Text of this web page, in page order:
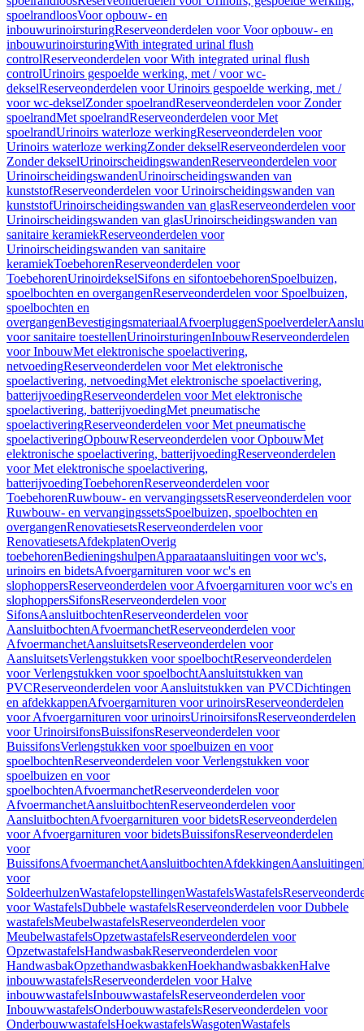
spoelrandloosVoor opbouw- en
inbouwurinoirsturingReserveonderdelen voor Voor opbouw- en
inbouwurinoirsturingWith integrated urinal flush
controlReserveonderdelen voor With integrated urinal flush
controlUrinoirs gespoelde werking, met / voor wc-
dekselReserveonderdelen voor Urinoirs gespoelde werking, met /
voor wc-dekselZonder spoelrandReserveonderdelen voor Zonder
spoelrandMet spoelrandReserveonderdelen voor Met
spoelrandUrinoirs waterloze werkingReserveonderdelen voor
Urinoirs waterloze werkingZonder dekselReserveonderdelen voor
Zonder dekselUrinoirscheidingswandenReserveonderdelen voor
UrinoirscheidingswandenUrinoirscheidingswanden van
kunststofReserveonderdelen voor Urinoirscheidingswanden van
kunststofUrinoirscheidingswanden van glasReserveonderdelen voor
Urinoirscheidingswanden van glasUrinoirscheidingswanden van
sanitaire keramiekReserveonderdelen voor
Urinoirscheidingswanden van sanitaire
keramiekToebehorenReserveonderdelen voor
ToebehorenUrinoirdekselSifons en sifontoebehorenSpoelbuizen,
spoelbochten en overgangenReserveonderdelen voor Spoelbuizen,
spoelbochten en
overgangenBevestigingsmateriaalAfvoerpluggenSpoelverdeler
voor sanitaire toestellenUrinoirsturingenInbouwReserveonderdelen
voor InbouwMet elektronische spoelactivering,
netvoedingReserveonderdelen voor Met elektronische
spoelactivering, netvoedingMet elektronische spoelactivering,
batterijvoedingReserveonderdelen voor Met elektronische
spoelactivering, batterijvoedingMet pneumatische
spoelactiveringReserveonderdelen voor Met pneumatische
spoelactiveringOpbouwReserveonderdelen voor OpbouwMet
elektronische spoelactivering, batterijvoedingReserveonderdelen
voor Met elektronische spoelactivering,
batterijvoedingToebehorenReserveonderdelen voor
ToebehorenRuwbouw- en vervangingssetsReserveonderdelen voor
Ruwbouw- en vervangingssetsSpoelbuizen, spoelbochten en
overgangenRenovatiesetsReserveonderdelen voor
RenovatiesetsAfdekplatenOverig
toebehorenBedieningshulpenApparaataansluitingen voor wc's,
urinoirs en bidetsAfvoergarnituren voor wc's en
slophoppersReserveonderdelen voor Afvoergarnituren voor wc's en
slophoppersSifonsReserveonderdelen voor
SifonsAansluitbochtenReserveonderdelen voor
AansluitbochtenAfvoermanchetReserveonderdelen voor
AfvoermanchetAansluitsetsReserveonderdelen voor
AansluitsetsVerlengstukken voor spoelbochtReserveonderdelen
voor Verlengstukken voor spoelbochtAansluitstukken van
PVCReserveonderdelen voor Aansluitstukken van PVCDichtingen
en afdekkappenAfvoergarnituren voor urinoirsReserveonderdelen
voor Afvoergarnituren voor urinoirsUrinoirsifonsReserveonderdelen
voor UrinoirsifonsBuissifonsReserveonderdelen voor
BuissifonsVerlengstukken voor spoelbuizen en voor
spoelbochtenReserveonderdelen voor Verlengstukken voor
spoelbuizen en voor
spoelbochtenAfvoermanchetReserveonderdelen voor
AfvoermanchetAansluitbochtenReserveonderdelen voor
AansluitbochtenAfvoergarnituren voor bidetsReserveonderdelen
voor Afvoergarnituren voor bidetsBuissifonsReserveonderdelen
voor
BuissifonsAfvoermanchetAansluitbochtenAfdekkingenAansluitingen
voor
SoldeerhulzenWastafelopstellingenWastafelsWastafels
voor WastafelsDubbele wastafelsReserveonderdelen voor Dubbele
wastafelsMeubelwastafelsReserveonderdelen voor
MeubelwastafelsOpzetwastafelsReserveonderdelen voor
OpzetwastafelsHandwasbakReserveonderdelen voor
HandwasbakOpzethandwasbakkenHoekhandwasbakkenHalve
inbouwwastafelsReserveonderdelen voor Halve
inbouwwastafelsInbouwwastafelsReserveonderdelen voor
InbouwwastafelsOnderbouwwastafelsReserveonderdelen voor
OnderbouwwastafelsHoekwastafelsWasgotenWastafels